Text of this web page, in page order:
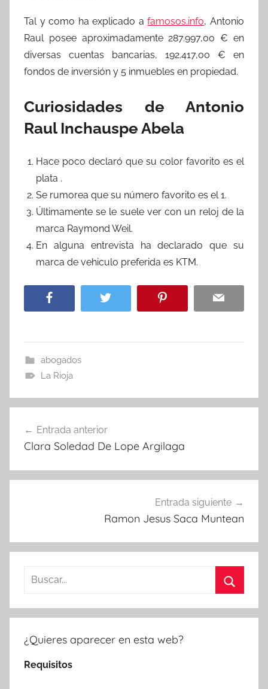
Tal y como ha explicado afamosos.info, Antonio
Raul posee aproximadamente 287.997,00 € en
diversas cuentas bancarias, 192.417,00 € en
fondos de inversión y 5 inmuebles en propiedad.
Curiosidades de Antonio
Raul Inchauspe Abela
Hace poco declaró que su color favorito es el
plata .
Se rumorea que su número favorito es el 1.
Últimamente se le suele ver con un reloj de la
marca Raymond Weil.
En alguna entrevista ha declarado que su
marca de vehiculo preferida es KTM.
abogados
La Rioja
de
Entrada anterior
Clara Soledad De Lope Argilaga
Entrada siguiente
Ramon Jesus Saca Muntean
Buscar:
¿Quieres aparecer en esta web?
Requisitos